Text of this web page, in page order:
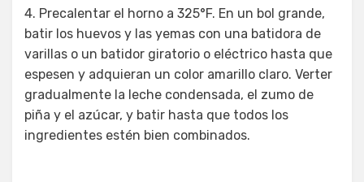
4. Precalentar el horno a 325°F. En un bol grande,
batir los huevos y las yemas con una batidora de
varillas o un batidor giratorio o eléctrico hasta que
espesen y adquieran un color amarillo claro. Verter
gradualmente la leche condensada, el zumo de
piña y el azúcar, y batir hasta que todos los
ingredientes estén bien combinados.